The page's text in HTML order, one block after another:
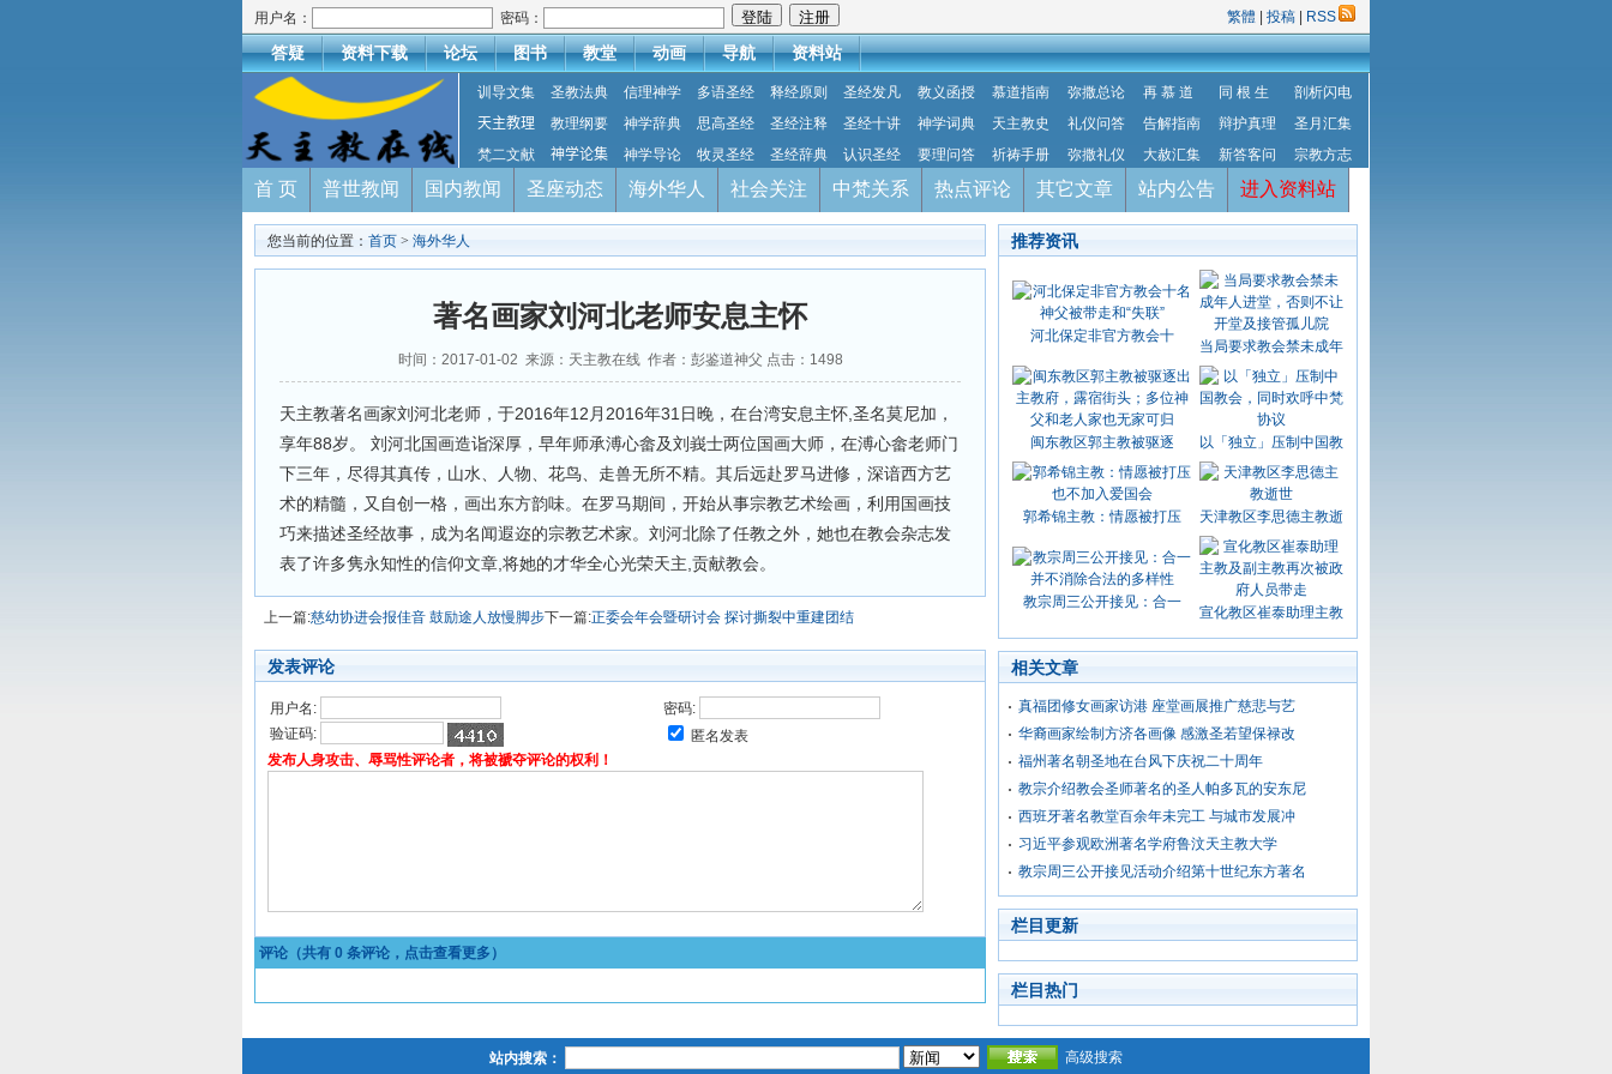
用户名： 密码： 繁體 投稿 RSS
答疑 资料下载 论坛 图书 教堂 动画 导航 资料站
训导文集 圣教法典 信理神学 多语圣经 释经原则 圣经发凡 教义函授 慕道指南 弥撒总论 再 慕 道 同 根 生
剖析闪电
天主教理
教理纲要 神学辞典 思高圣经 圣经注释 圣经十讲 神学词典 天主教史 礼仪问答 告解指南 辩护真理
圣月汇集
梵二文献
神学论集 神学导论 牧灵圣经 圣经辞典 认识圣经 要理问答 祈祷手册 弥撒礼仪 大赦汇集 新答客问 宗教方志
首 页 普世教闻 国内教闻 圣座动态 海外华人 社会关注 中梵关系 热点评论 其它文章 站内公告 进入资料站
您当前的位置： 首页 > 海外华人
著名画家刘河北老师安息主怀
时间：2017-01-02 来源：天主教在线 作者：彭鉴道神父 点击： 1498
天主教著名画家刘河北老师，于2016年12月2016年31日晚，在台湾安息主怀,圣名莫尼加，
享年88岁。 刘河北国画造诣深厚，早年师承溥心畲及刘峩士两位国画大师，在溥心畲老师门
下三年，尽得其真传，山水、人物、花鸟、走兽无所不精。其后远赴罗马进修，深谙西方艺
术的精髓，又自创一格，画出东方韵味。在罗马期间，开始从事宗教艺术绘画，利用国画技
巧来描述圣经故事，成为名闻遐迩的宗教艺术家。刘河北除了任教之外，她也在教会杂志发
表了许多隽永知性的信仰文章,将她的才华全心光荣天主,贡献教会。
上一篇:慈幼协进会报佳音 鼓励途人放慢脚步下一篇:正委会年会暨研讨会 探讨撕裂中重建团结
发表评论
用户名:
密码:
验证码:
匿名发表
发布人身攻击、辱骂性评论者，将被褫夺评论的权利！
评论（共有 0 条评论，点击查看更多）
推荐资讯
河北保定非官方教会十
当局要求教会禁未成年
闽东教区郭主教被驱逐 以「独立」压制中国教
郭希锦主教：情愿被打压 天津教区李思德主教逝
教宗周三公开接见：合一
宣化教区崔泰助理主教
相关文章
真福团修女画家访港 座堂画展推广慈悲与艺
华裔画家绘制方济各画像 感激圣若望保禄改
福州著名朝圣地在台风下庆祝二十周年
教宗介绍教会圣师著名的圣人帕多瓦的安东尼
西班牙著名教堂百余年未完工 与城市发展冲
习近平参观欧洲著名学府鲁汶天主教大学
教宗周三公开接见活动介绍第十世纪东方著名
栏目更新
栏目热门
站内搜索： 高级搜索